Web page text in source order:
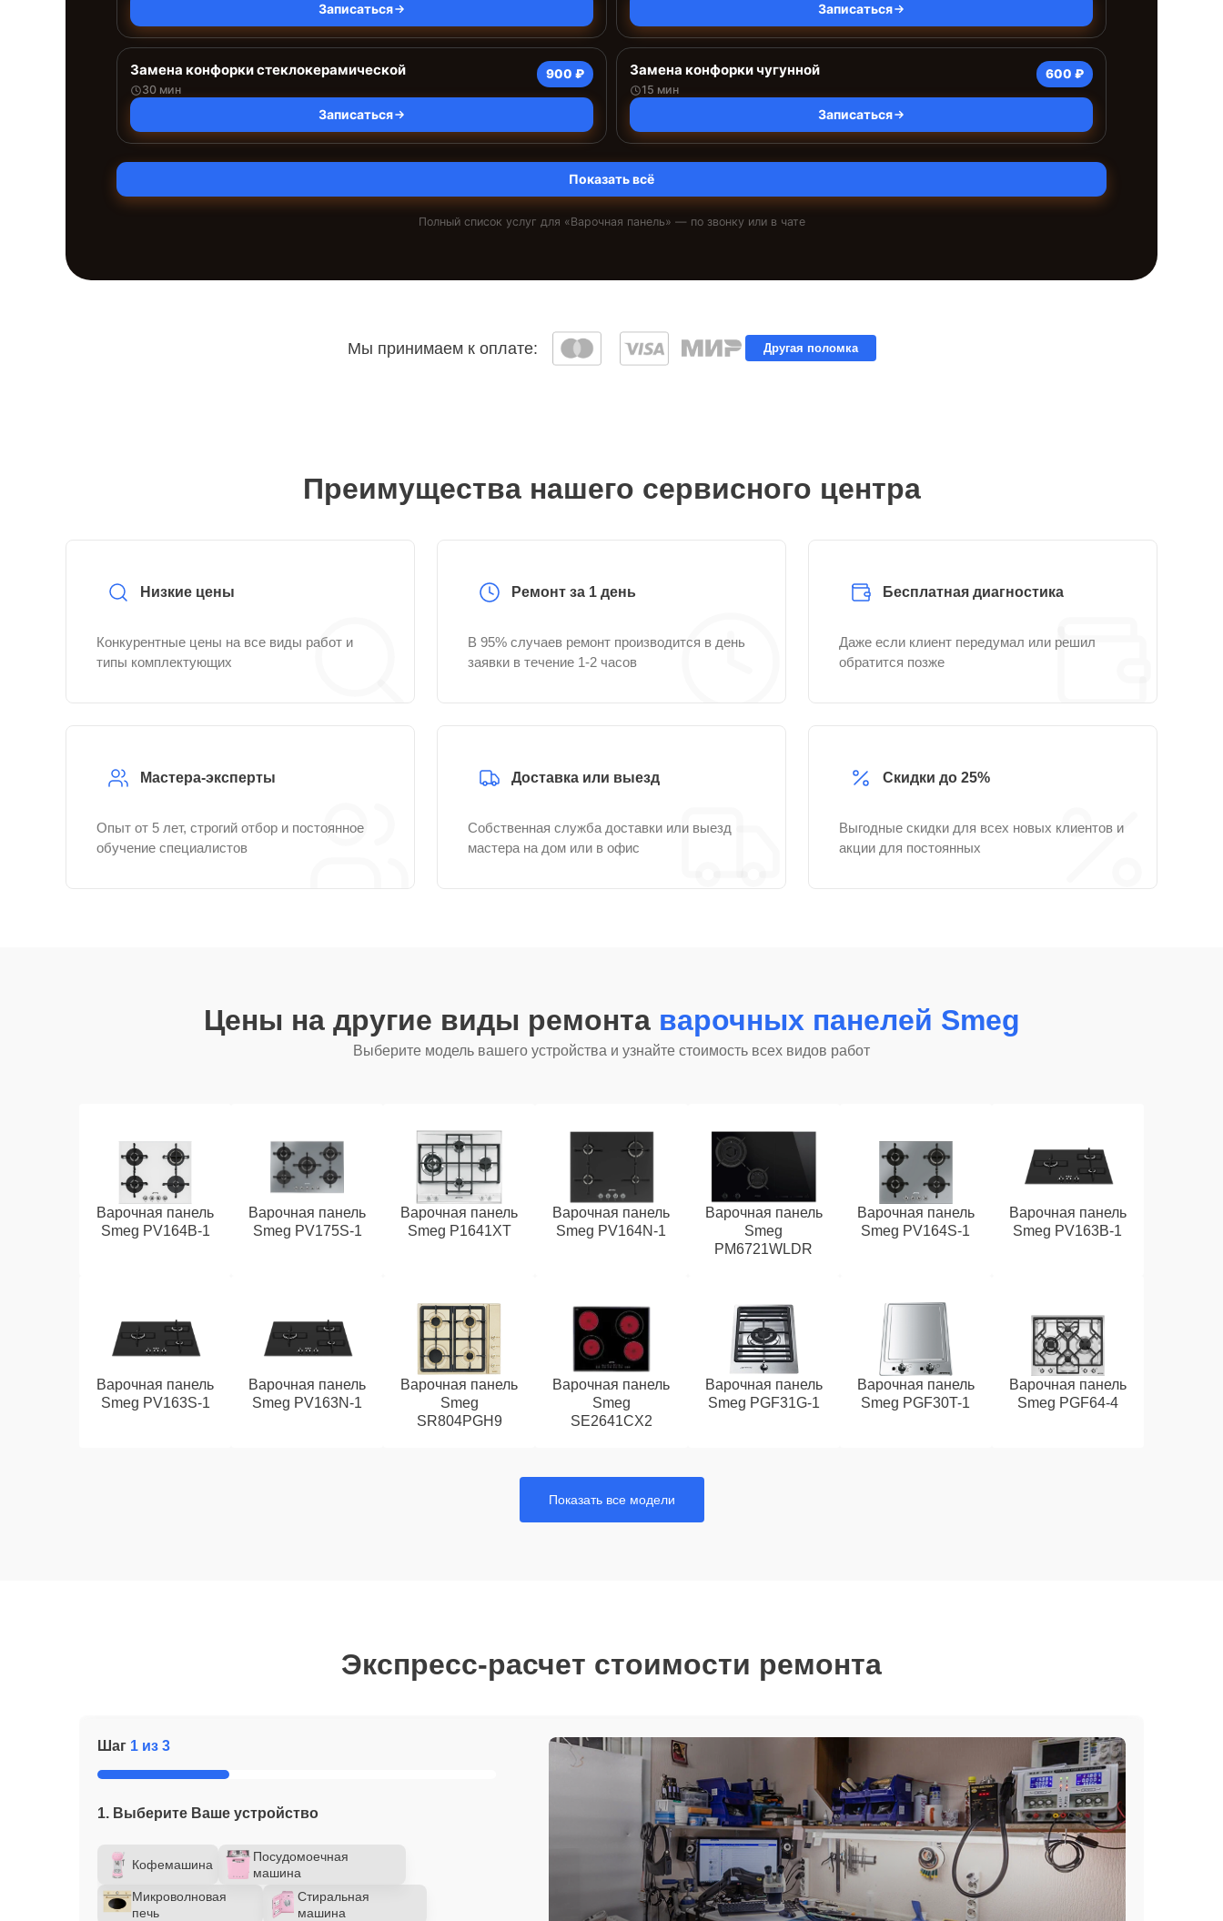
Записаться Записаться
Замена конфорки стеклокерамической
30 мин
900 ₽
Записаться
Замена конфорки чугунной
15 мин
600 ₽
Записаться
Показать всё
Полный список услуг для «Варочная панель» — по звонку или в чате
Мы принимаем к оплате: Другая поломка
Преимущества нашего сервисного центра
Низкие цены
Конкурентные цены на все виды работ и
типы комплектующих
Ремонт за 1 день
В 95% случаев ремонт производится в день
заявки в течение 1-2 часов
Бесплатная диагностика
Даже если клиент передумал или решил
обратится позже
Мастера-эксперты
Опыт от 5 лет, строгий отбор и постоянное
обучение специалистов
Доставка или выезд
Собственная служба доставки или выезд
мастера на дом или в офис
Скидки до 25%
Выгодные скидки для всех новых клиентов и
акции для постоянных
Цены на другие виды ремонта варочных панелей Smeg
Выберите модель вашего устройства и узнайте стоимость всех видов работ
Варочная панель
Smeg PV164B-1
Варочная панель
Smeg PV175S-1
Варочная панель
Smeg P1641XT
Варочная панель
Smeg PV164N-1
Варочная панель
Smeg
PM6721WLDR
Варочная панель
Smeg PV164S-1
Варочная панель
Smeg PV163B-1
Варочная панель
Smeg PV163S-1
Варочная панель
Smeg PV163N-1
Варочная панель
Smeg
SR804PGH9
Варочная панель
Smeg
SE2641CX2
Варочная панель
Smeg PGF31G-1
Варочная панель
Smeg PGF30T-1
Варочная панель
Smeg PGF64-4
Показать все модели
Экспресс-расчет стоимости ремонта
Шаг 1 из 3
1. Выберите Ваше устройство
Кофемашина
Посудомоечная
машина
Микроволновая
печь
Стиральная
машина